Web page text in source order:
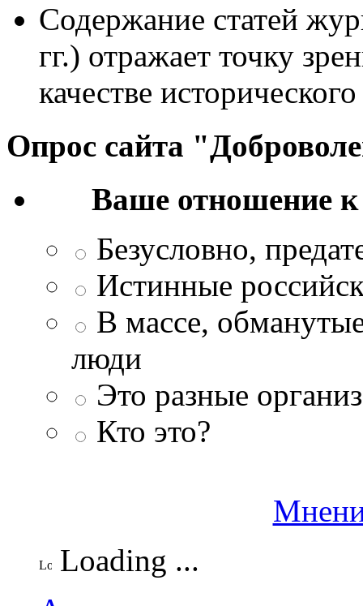
Содержание статей
гг.) отражает точку
качестве
Опрос сайта
Ваше отношение
Безусловно,
Истинные
В массе,
люди
Это разные
Кто это?
Loading ...